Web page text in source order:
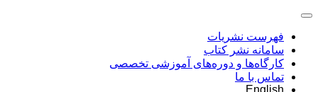
فهرست نشریات
سامانه نشر کتاب
کارگاه‌ها و دوره‌های آموزشی تخصصی
تماس با ما
English